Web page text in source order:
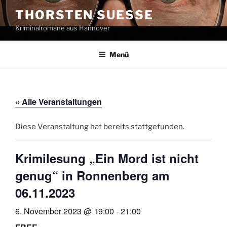
Zum
Inhalt
springen
THORSTEN SUESSE
Kriminalromane aus Hannover
Menü
« Alle Veranstaltungen
Diese Veranstaltung hat bereits stattgefunden.
Krimilesung „Ein Mord ist nicht
genug“ in Ronnenberg am
06.11.2023
6. November 2023 @ 19:00 -21:00